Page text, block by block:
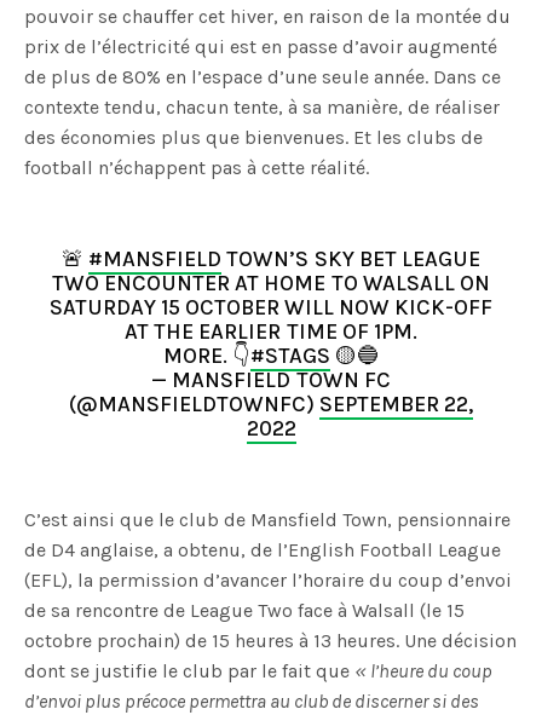
pouvoir se chauffer cet hiver, en raison de la montée du
prix de l’électricité qui est en passe d’avoir augmenté
de plus de 80% en l’espace d’une seule année. Dans ce
contexte tendu, chacun tente, à sa manière, de réaliser
des économies plus que bienvenues. Et les clubs de
football n’échappent pas à cette réalité.
🚨 #MANSFIELD TOWN’S SKY BET LEAGUE
TWO ENCOUNTER AT HOME TO WALSALL ON
SATURDAY 15 OCTOBER WILL NOW KICK-OFF
AT THE EARLIER TIME OF 1PM.
MORE. 👇#STAGS 🟡🔵
— MANSFIELD TOWN FC
(@MANSFIELDTOWNFC) SEPTEMBER 22,
2022
C’est ainsi que le club de Mansfield Town, pensionnaire
de D4 anglaise, a obtenu, de l’English Football League
(EFL), la permission d’avancer l’horaire du coup d’envoi
de sa rencontre de League Two face à Walsall (le 15
octobre prochain) de 15 heures à 13 heures. Une décision
dont se justifie le club par le fait que « l’heure du coup
d’envoi plus précoce permettra au club de discerner si des